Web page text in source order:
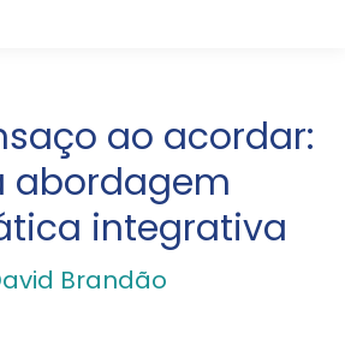
ao acordar:
abordagem
integrativa
Brandão